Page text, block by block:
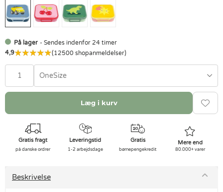
På lager - Sendes indenfor 24 timer
4,9
(12500 shopanmeldelser)
OneSize
Læg i kurv
Gratis fragt
på danske ordrer
Leveringstid
1-2 arbejdsdage
Gratis
børnepengekredit
Mere end
80.000+ varer
Beskrivelse